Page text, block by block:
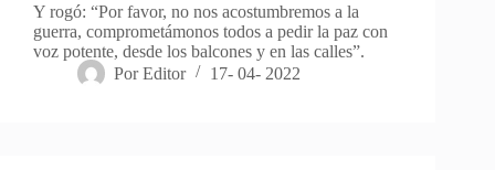
Y rogó: “Por favor, no nos acostumbremos a la
guerra, comprometámonos todos a pedir la paz con
voz potente, desde los balcones y en las calles”.
Por Editor 17- 04- 2022